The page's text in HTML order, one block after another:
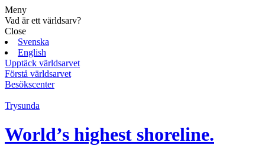
Meny
Vad är ett världsarv?
Close
Svenska
English
Upptäck världsarvet
Förstå världsarvet
Besökscenter
Trysunda
World’s highest shoreline.